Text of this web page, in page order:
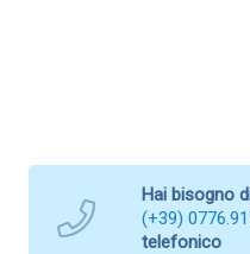
Hai bisogno
(+39)
telefonico